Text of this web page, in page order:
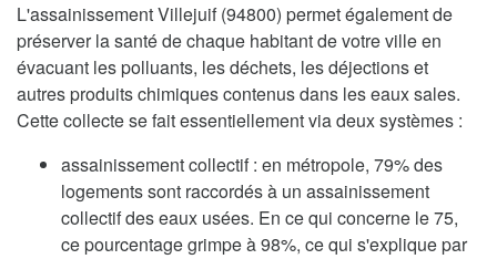
L'assainissement Villejuif (94800) permet également de
préserver la santé de chaque habitant de votre ville en
évacuant les polluants, les déchets, les déjections et
autres produits chimiques contenus dans les eaux sales.
Cette collecte se fait essentiellement via deux systèmes :
assainissement collectif : en métropole, 79% des
logements sont raccordés à un assainissement
collectif des eaux usées. En ce qui concerne le 75,
ce pourcentage grimpe à 98%, ce qui s'explique par